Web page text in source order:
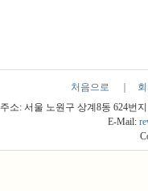
처음으로
주소: 서울 노원구 상계8동 624번
E-Mail: